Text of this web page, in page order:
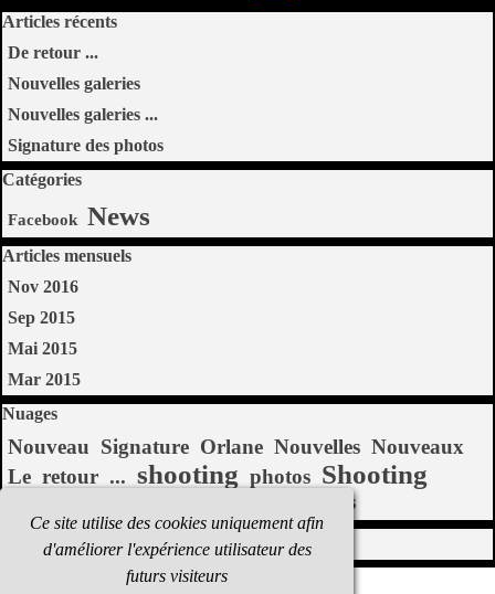
Ce site utilise des cookies uniquement afin
d'améliorer l'expérience utilisateur des
futurs visiteurs
Sauter le bloc Articles récents
Articles récents
De retour ...
Nouvelles galeries
Nouvelles galeries ...
Signature des photos
Sauter le bloc Catégories
Catégories
Facebook News
Sauter le bloc Articles mensuels
Articles mensuels
Nov 2016
Sep 2015
Mai 2015
Mar 2015
Sauter le bloc Nuages
Nuages
Nouveau Signature Orlane Nouvelles Nouveaux
Le retour ... shooting photos Shooting
des
Sauter le bloc Blogoliste